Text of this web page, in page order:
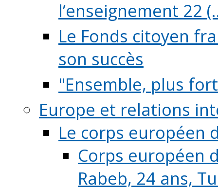
l’enseignement 22
Le Fonds citoyen
son succès
"Ensemble, plus
Europe et relations
Le corps européen
Corps européen
Rabeb, 24 ans,